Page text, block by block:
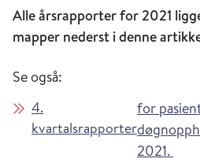
Alle årsrapporter for 2021
mapper nederst i denne
Se også:
4.
kvartalsrapporter
for
2021.